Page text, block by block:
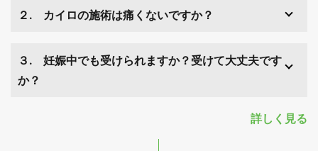
２. カイロの施術は痛くないですか？
３. 妊娠中でも受けられますか？受けて大丈夫です
か？
詳しく見る